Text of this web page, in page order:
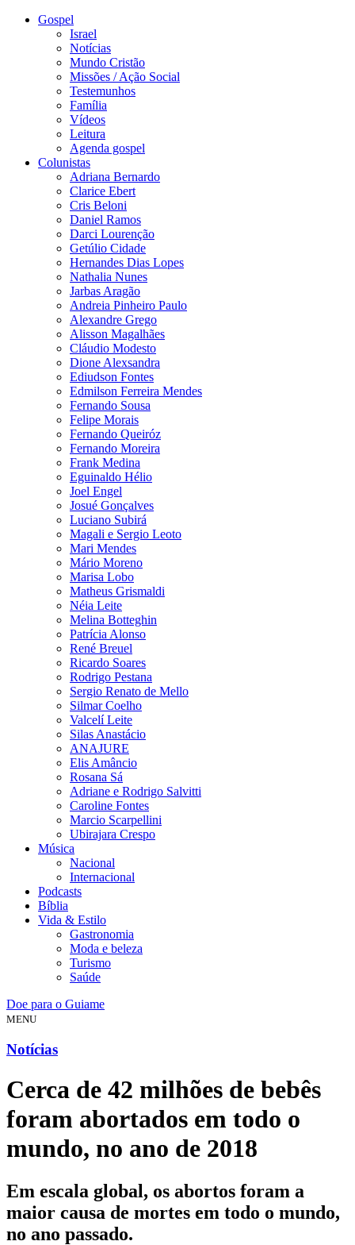
Gospel
Israel
Notícias
Mundo Cristão
Missões / Ação Social
Testemunhos
Família
Vídeos
Leitura
Agenda gospel
Colunistas
Adriana Bernardo
Clarice Ebert
Cris Beloni
Daniel Ramos
Darci Lourenção
Getúlio Cidade
Hernandes Dias Lopes
Nathalia Nunes
Jarbas Aragão
Andreia Pinheiro Paulo
Alexandre Grego
Alisson Magalhães
Cláudio Modesto
Dione Alexsandra
Ediudson Fontes
Edmilson Ferreira Mendes
Fernando Sousa
Felipe Morais
Fernando Queiróz
Fernando Moreira
Frank Medina
Eguinaldo Hélio
Joel Engel
Josué Gonçalves
Luciano Subirá
Magali e Sergio Leoto
Mari Mendes
Mário Moreno
Marisa Lobo
Matheus Grismaldi
Néia Leite
Melina Botteghin
Patrícia Alonso
René Breuel
Ricardo Soares
Rodrigo Pestana
Sergio Renato de Mello
Silmar Coelho
Valcelí Leite
Silas Anastácio
ANAJURE
Elis Amâncio
Rosana Sá
Adriane e Rodrigo Salvitti
Caroline Fontes
Marcio Scarpellini
Ubirajara Crespo
Música
Nacional
Internacional
Podcasts
Bíblia
Vida & Estilo
Gastronomia
Moda e beleza
Turismo
Saúde
Doe para o Guiame
MENU
Notícias
Cerca de 42 milhões de bebês
foram abortados em todo o
mundo, no ano de 2018
Em escala global, os abortos foram a
maior causa de mortes em todo o mundo,
no ano passado.